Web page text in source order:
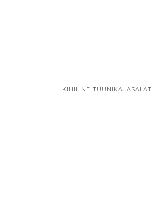
KIHILINE TUUNIKALASALAT